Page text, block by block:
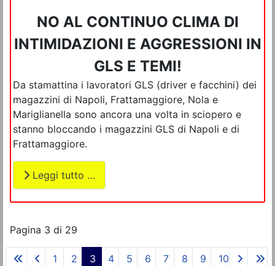
NO AL CONTINUO CLIMA DI
INTIMIDAZIONI E AGGRESSIONI IN
GLS E TEMI!
Da stamattina i lavoratori GLS (driver e facchini) dei
magazzini di Napoli, Frattamaggiore, Nola e
Mariglianella sono ancora una volta in sciopero e
stanno bloccando i magazzini GLS di Napoli e di
Frattamaggiore.
Leggi tutto …
Pagina 3 di 29
1 2 3 4 5 6 7 8 9 10